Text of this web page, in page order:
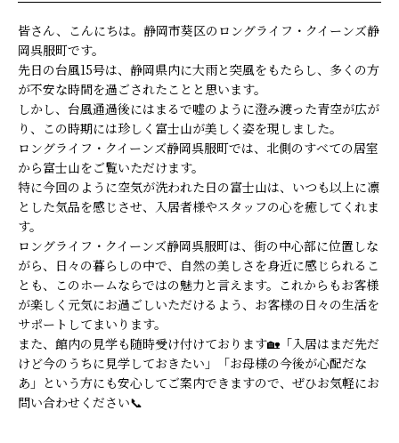
皆さん、こんにちは。静岡市葵区のロングライフ・クイーンズ静
岡呉服町です。
先日の台風15号は、静岡県内に大雨と突風をもたらし、多くの方
が不安な時間を過ごされたことと思います。
しかし、台風通過後にはまるで嘘のように澄み渡った青空が広が
り、この時期には珍しく富士山が美しく姿を現しました。
ロングライフ・クイーンズ静岡呉服町では、北側のすべての居室
から富士山をご覧いただけます。
特に今回のように空気が洗われた日の富士山は、いつも以上に凛
とした気品を感じさせ、入居者様やスタッフの心を癒してくれま
す。
ロングライフ・クイーンズ静岡呉服町は、街の中心部に位置しな
がら、日々の暮らしの中で、自然の美しさを身近に感じられるこ
とも、このホームならではの魅力と言えます。これからもお客様
が楽しく元気にお過ごしいただけるよう、お客様の日々の生活を
サポートしてまいります。
また、館内の見学も随時受け付けております🏡「入居はまだ先だ
けど今のうちに見学しておきたい」「お母様の今後が心配だな
あ」という方にも安心してご案内できますので、ぜひお気軽にお
問い合わせください📞